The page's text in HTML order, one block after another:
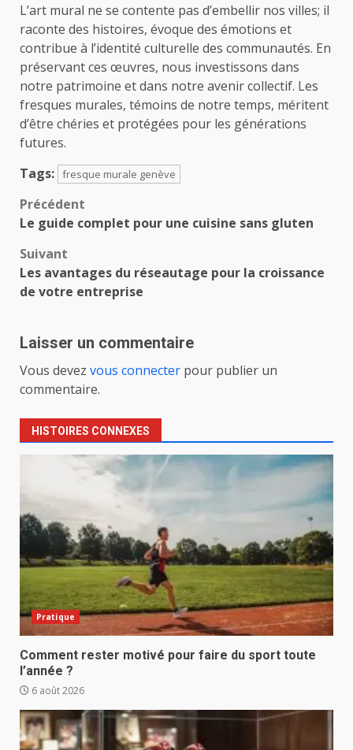
L’art mural ne se contente pas d’embellir nos villes; il
raconte des histoires, évoque des émotions et
contribue à l’identité culturelle des communautés. En
préservant ces œuvres, nous investissons dans
notre patrimoine et dans notre avenir collectif. Les
fresques murales, témoins de notre temps, méritent
d’être chéries et protégées pour les générations
futures.
Tags: fresque murale genève
Navigation
d’article
Précédent
Le guide complet pour une cuisine sans gluten
Suivant
Les avantages du réseautage pour la croissance
de votre entreprise
Laisser un commentaire
Vous devez vous connecter pour publier un
commentaire.
HISTOIRES CONNEXES
Pratique
Comment rester motivé pour faire du sport toute
l’année ?
6 août 2026